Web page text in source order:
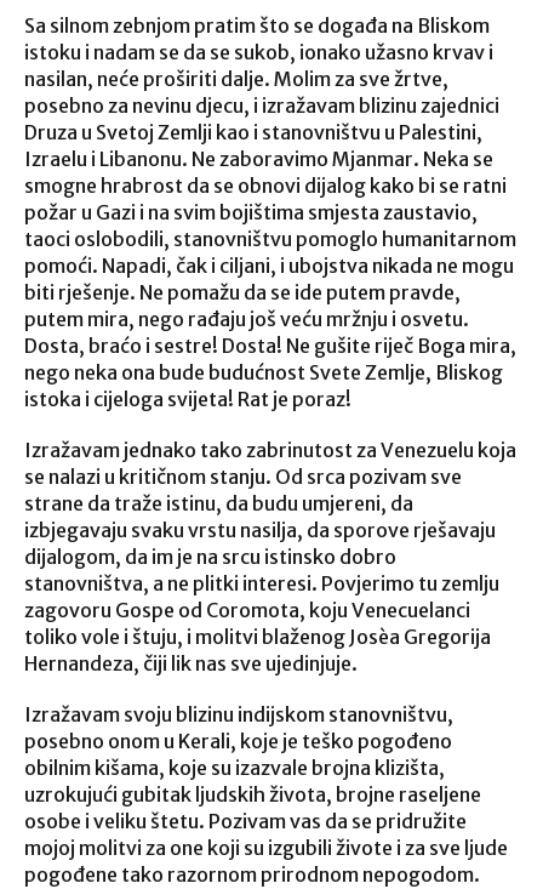
Sa silnom zebnjom pratim što se događa na Bliskom
istoku i nadam se da se sukob, ionako užasno krvav i
nasilan, neće proširiti dalje. Molim za sve žrtve,
posebno za nevinu djecu, i izražavam blizinu zajednici
Druza u Svetoj Zemlji kao i stanovništvu u Palestini,
Izraelu i Libanonu. Ne zaboravimo Mjanmar. Neka se
smogne hrabrost da se obnovi dijalog kako bi se ratni
požar u Gazi i na svim bojištima smjesta zaustavio,
taoci oslobodili, stanovništvu pomoglo humanitarnom
pomoći. Napadi, čak i ciljani, i ubojstva nikada ne mogu
biti rješenje. Ne pomažu da se ide putem pravde,
putem mira, nego rađaju još veću mržnju i osvetu.
Dosta, braćo i sestre! Dosta! Ne gušite riječ Boga mira,
nego neka ona bude budućnost Svete Zemlje, Bliskog
istoka i cijeloga svijeta! Rat je poraz!
Izražavam jednako tako zabrinutost za Venezuelu koja
se nalazi u kritičnom stanju. Od srca pozivam sve
strane da traže istinu, da budu umjereni, da
izbjegavaju svaku vrstu nasilja, da sporove rješavaju
dijalogom, da im je na srcu istinsko dobro
stanovništva, a ne plitki interesi. Povjerimo tu zemlju
zagovoru Gospe od Coromota, koju Venecuelanci
toliko vole i štuju, i molitvi blaženog Josèa Gregorija
Hernandeza, čiji lik nas sve ujedinjuje.
Izražavam svoju blizinu indijskom stanovništvu,
posebno onom u Kerali, koje je teško pogođeno
obilnim kišama, koje su izazvale brojna klizišta,
uzrokujući gubitak ljudskih života, brojne raseljene
osobe i veliku štetu. Pozivam vas da se pridružite
mojoj molitvi za one koji su izgubili živote i za sve ljude
pogođene tako razornom prirodnom nepogodom.